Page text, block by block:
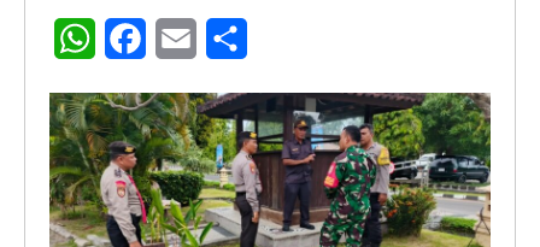
WhatsAppFacebook
Email